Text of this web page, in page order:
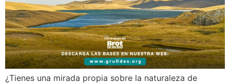
¿Tienes una mirada propia sobre la naturaleza de